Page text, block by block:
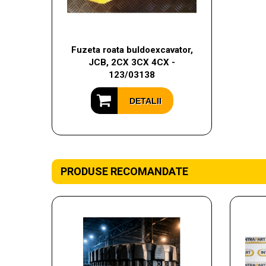
Fuzeta roata buldoexcavator,
JCB, 2CX 3CX 4CX -
123/03138
DETALII
PRODUSE RECOMANDATE